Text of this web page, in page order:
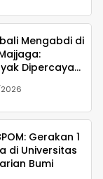
Mengabdi di
Dipercaya
Gerakan 1
di Universitas
Bumi